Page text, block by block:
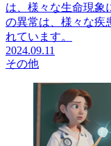
は、様々な生命現象
の異常は、様々な疾
れています。
2024.09.11
その他